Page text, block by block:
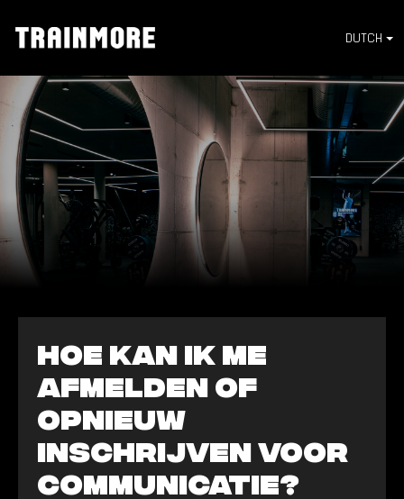
DUTCH
Hoe kan ik me
afmelden of
opnieuw
inschrijven voor
communicatie?